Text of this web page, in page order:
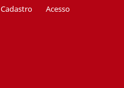
Cadastro Acesso